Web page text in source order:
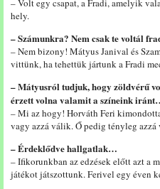
– Volt egy csapat, a Fradi, amelyik
hely.
– Számunkra? Nem csak te voltál
– Nem bizony! Mátyus Janival és
vittünk, ha tehettük jártunk a Fradi
– Mátyusról tudjuk, hogy zöldvérű
érzett volna valamit a színeink
– Mi az hogy! Horváth Feri
vagy azzá válik. Ő pedig tényleg
– Érdeklődve hallgatlak…
– Ifikorunkban az edzések előtt azt a
játékot játszottunk. Ferivel egy éven